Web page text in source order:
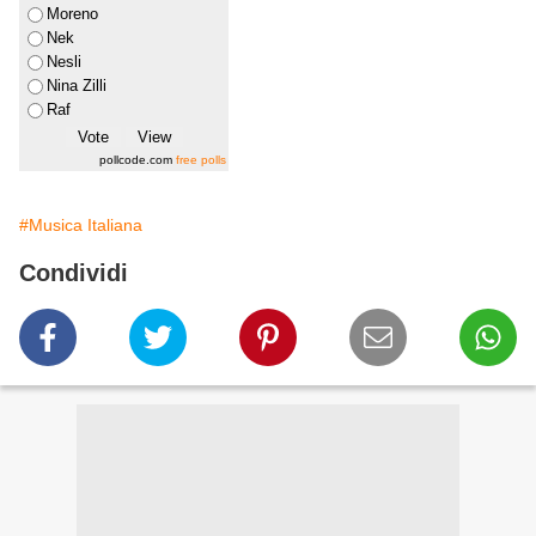
Moreno
Nek
Nesli
Nina Zilli
Raf
pollcode.com free polls
#Musica Italiana
Condividi